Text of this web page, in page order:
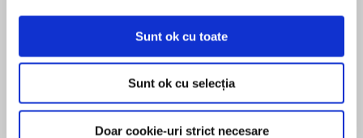
Sunt ok cu toate
Sunt ok cu selecția
Doar cookie-uri strict necesare
Mia and the Girl with a Twirl is a My First I Can
Read book, which means it’s perfect for reading
aloud to a child.